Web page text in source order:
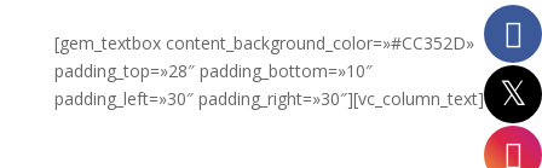
[gem_textbox content_background_color=»#CC352D»
padding_top=»28″ padding_bottom=»10″
padding_left=»30″ padding_right=»30″][vc_column_text]